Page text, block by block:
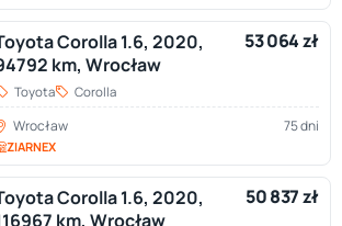
Corolla 1.6, 2020,
km, Wrocław
53 064 zł
Toyota Corolla
Wrocław 75 dni
ZIARNEX
Corolla 1.6, 2020,
km, Wrocław
50 837 zł